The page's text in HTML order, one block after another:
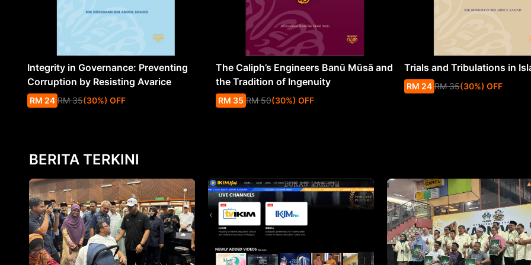
Integrity in Governance: Preventing
Corruption by Resisting Avarice
RM 24 RM 35(30%) OFF
The Caliph’s Engineers Banū Mūsā and
the Tradition of Ingenuity
RM 35 RM 50(30%) OFF
Trials and Tribulations in
RM 24 RM 35(30%) OFF
BERITA TERKINI